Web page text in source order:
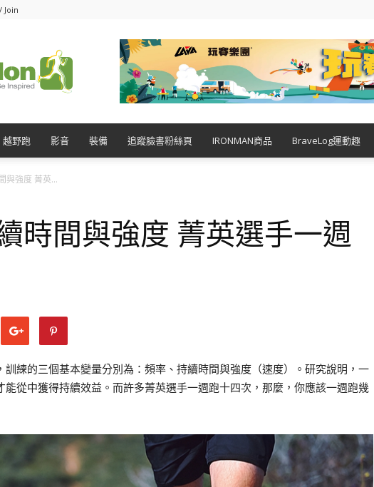
Join
越野跑 影音 裝備 追蹤臉書粉絲頁 IRONMAN商品 BraveLog運動趣
與強度 菁英...
時間與強度 菁英選手一週
練的三個基本變量分別為：頻率、持續時間與強度（速度）。研究說明，一
能從中獲得持續效益。而許多菁英選手一週跑十四次，那麼，你應該一週跑幾